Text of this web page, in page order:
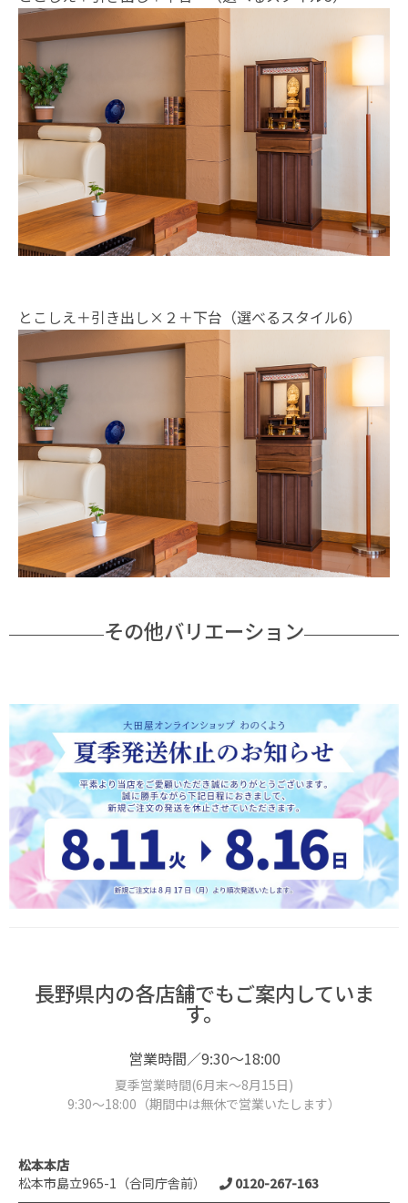
お買い物を続ける
とこしえ＋引き出し×２＋下台（選べるスタイル6）
その他バリエーション
長野県内の各店舗でもご案内していま
す。
営業時間／9:30～18:00
夏季営業時間(6月末～8月15日)
9:30～18:00（期間中は無休で営業いたします）
松本本店
松本市島立965-1（合同庁舎前）
0120-267-163